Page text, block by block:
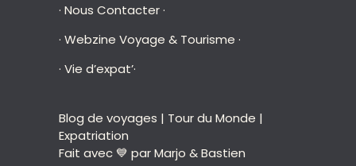
· Nous Contacter·
· Webzine Voyage & Tourisme ·
· Vie d’expat’·
Blog de voyages | Tour du Monde |
Expatriation
Fait avec 💙 par Marjo & Bastien